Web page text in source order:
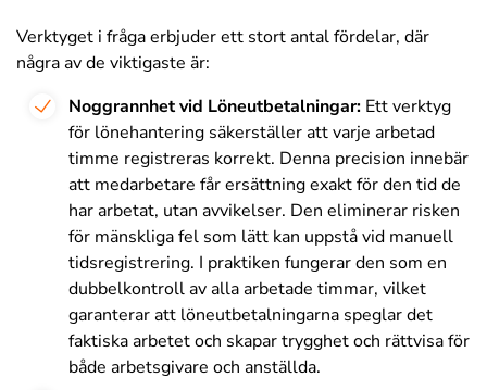
Verktyget i fråga erbjuder ett stort antal fördelar, där
några av de viktigaste är:
Noggrannhet vid Löneutbetalningar: Ett verktyg
för lönehantering säkerställer att varje arbetad
timme registreras korrekt. Denna precision innebär
att medarbetare får ersättning exakt för den tid de
har arbetat, utan avvikelser. Den eliminerar risken
för mänskliga fel som lätt kan uppstå vid manuell
tidsregistrering. I praktiken fungerar den som en
dubbelkontroll av alla arbetade timmar, vilket
garanterar att löneutbetalningarna speglar det
faktiska arbetet och skapar trygghet och rättvisa för
både arbetsgivare och anställda.